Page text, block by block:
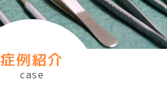
症例紹介
case